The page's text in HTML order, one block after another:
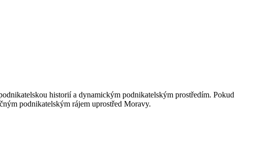
historií a dynamickým podnikatelským prostředím. Pokud
podnikatelským rájem uprostřed Moravy.